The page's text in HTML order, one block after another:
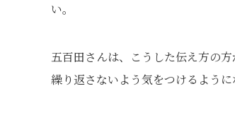
い。
五百田さんは、こうした伝え方の
繰り返さないよう気をつけるように